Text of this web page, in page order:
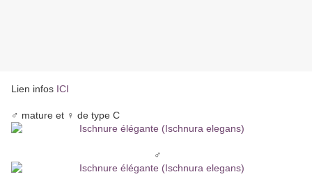
Lien infos ICI
♂ mature et ♀ de type C
♂